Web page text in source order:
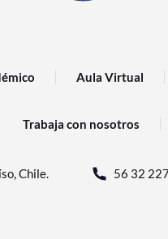
Aula Virtual
Trabaja con nosotros
Chile. 56 32